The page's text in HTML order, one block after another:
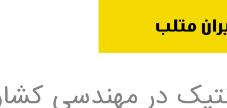
در مهندسی